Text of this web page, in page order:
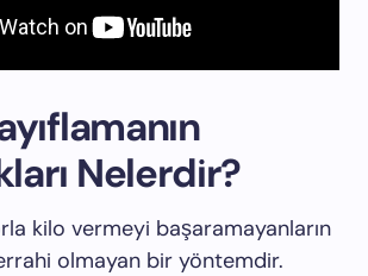
Nelerdir?
kilo vermeyi başaramayanların
olmayan bir yöntemdir.